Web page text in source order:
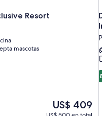
Resort
mascotas
El
precio
US$ 409